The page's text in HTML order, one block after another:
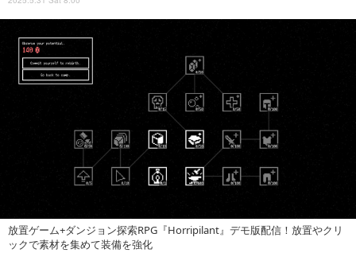
放置ゲーム+ダンジョン探索RPG『Horripilant』デモ版配信！放置やクリ
ックで素材を集めて装備を強化